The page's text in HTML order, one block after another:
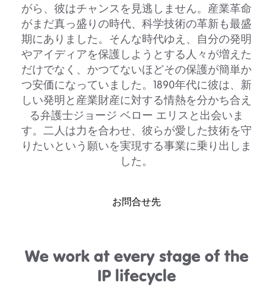
がら、彼はチャンスを見逃しません。産業革命
がまだ真っ盛りの時代、科学技術の革新も最盛
期にありました。そんな時代ゆえ、自分の発明
やアイディアを保護しようとする人々が増えた
だけでなく、かつてないほどその保護が簡単か
つ安価になっていました。1890年代に彼は、新
しい発明と産業財産に対する情熱を分かち合え
る弁護士ジョージ ベロー エリスと出会いま
す。二人は力を合わせ、彼らが愛した技術を守
りたいという願いを実現する事業に乗り出しま
した。
お問合せ先
We work at every stage of the
IP lifecycle